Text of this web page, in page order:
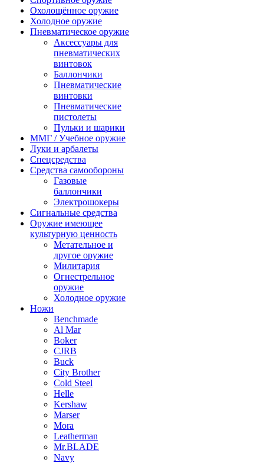
Охолощённое оружие
Холодное оружие
Пневматическое оружие
Аксессуары для
пневматических
винтовок
Баллончики
Пневматические
винтовки
Пневматические
пистолеты
Пульки и шарики
ММГ / Учебное оружие
Луки и арбалеты
Спецсредства
Средства самообороны
Газовые
баллончики
Электрошокеры
Сигнальные средства
Оружие имеющее
культурную ценность
Метательное и
другое оружие
Милитария
Огнестрельное
оружие
Холодное оружие
Ножи
Benchmade
Al Mar
Boker
CJRB
Buck
City Brother
Cold Steel
Helle
Kershaw
Marser
Mora
Leatherman
Mr.BLADE
Navy